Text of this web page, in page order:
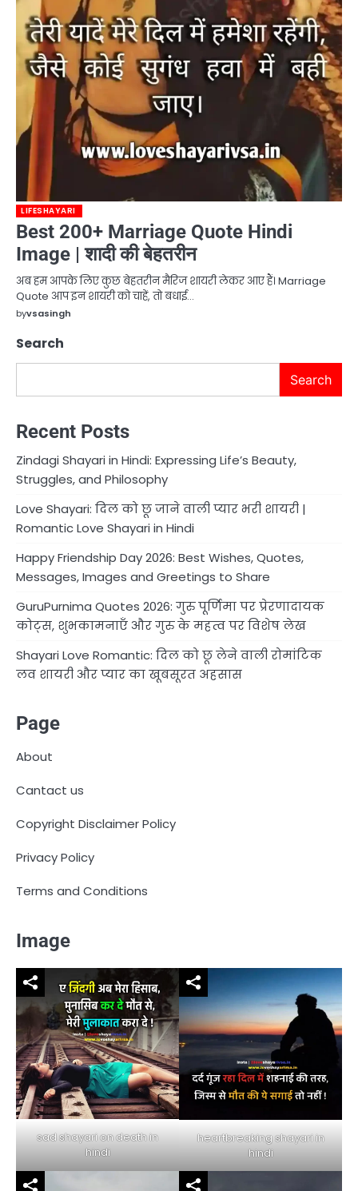
LIFESHAYARI
Best 200+ Marriage Quote Hindi
Image | शादी की बेहतरीन
अब हम आपके लिए कुछ बेहतरीन मैरिज शायरी लेकर आए हैं। Marriage
Quote आप इन शायरी को चाहें, तो बधाई…
byvsasingh
Search
Search
Recent Posts
Zindagi Shayari in Hindi: Expressing Life’s Beauty,
Struggles, and Philosophy
Love Shayari: दिल को छू जाने वाली प्यार भरी शायरी |
Romantic Love Shayari in Hindi
Happy Friendship Day 2026: Best Wishes, Quotes,
Messages, Images and Greetings to Share
GuruPurnima Quotes 2026: गुरु पूर्णिमा पर प्रेरणादायक
कोट्स, शुभकामनाएँ और गुरु के महत्व पर विशेष लेख
Shayari Love Romantic: दिल को छू लेने वाली रोमांटिक
लव शायरी और प्यार का खूबसूरत अहसास
Page
About
Cantact us
Copyright Disclaimer Policy
Privacy Policy
Terms and Conditions
Image
sad shayari on death in
hindi
heartbreaking shayari in
hindi